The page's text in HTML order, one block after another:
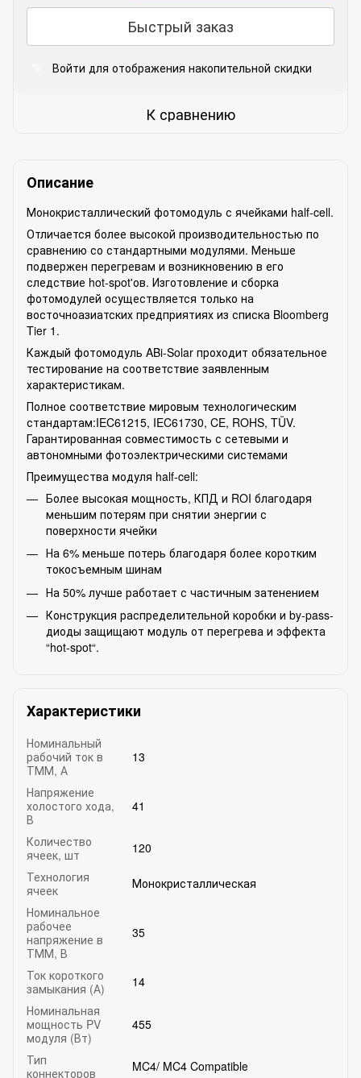
Быстрый заказ
Войти для отображения накопительной скидки
К сравнению
Описание
Монокристаллический фотомодуль с ячейками half-cell.
Отличается более высокой производительностью по
сравнению со стандартными модулями. Меньше
подвержен перегревам и возникновению в его
следствие hot-spot'ов. Изготовление и сборка
фотомодулей осуществляется только на
восточноазиатских предприятиях из списка Bloomberg
Tier 1.
Каждый фотомодуль ABi-Solar проходит обязательное
тестирование на соответствие заявленным
характеристикам.
Полное соответствие мировым технологическим
стандартам:IEC61215, IEC61730, CE, ROHS, TÜV.
Гарантированная совместимость с сетевыми и
автономными фотоэлектрическими системами
Преимущества модуля half-cell:
Более высокая мощность, КПД и ROI благодаря
меньшим потерям при снятии энергии с
поверхности ячейки
На 6% меньше потерь благодаря более коротким
токосъемным шинам
На 50% лучше работает с частичным затенением
Конструкция распределительной коробки и by-pass-
диоды защищают модуль от перегрева и эффекта
“hot-spot“.
Характеристики
Номинальный
рабочий ток в
ТММ, А
13
Напряжение
холостого хода,
В
41
Количество
ячеек, шт
120
Технология
ячеек
Монокристаллическая
Номинальное
рабочее
напряжение в
ТММ, В
35
Ток короткого
замыкания (А)
14
Номинальная
мощность PV
модуля (Вт)
455
Тип
коннекторов
MC4/ MC4 Compatible